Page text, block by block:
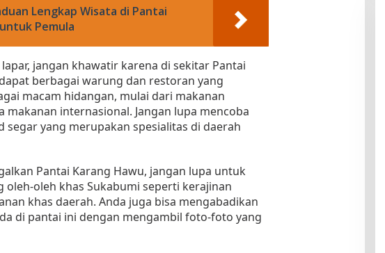
Lengkap Wisata di Pantai
Pemula
lapar, jangan khawatir karena di sekitar Pantai
berbagai warung dan restoran yang
macam hidangan, mulai dari makanan
makanan internasional. Jangan lupa mencoba
segar yang merupakan spesialitas di daerah
Pantai Karang Hawu, jangan lupa untuk
oleh-oleh khas Sukabumi seperti kerajinan
khas daerah. Anda juga bisa mengabadikan
di pantai ini dengan mengambil foto-foto yang